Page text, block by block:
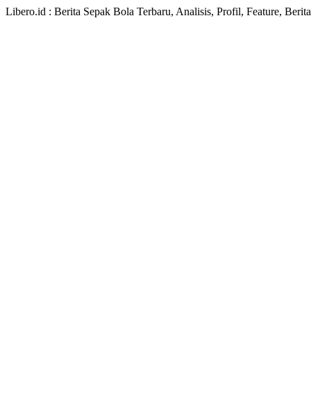
Libero.id : Berita Sepak Bola Terbaru, Analisis, Profil, Feature,